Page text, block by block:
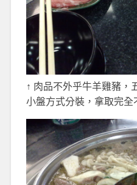
↑ 肉品不外乎牛羊雞豬，
小盤方式分裝，拿取完全